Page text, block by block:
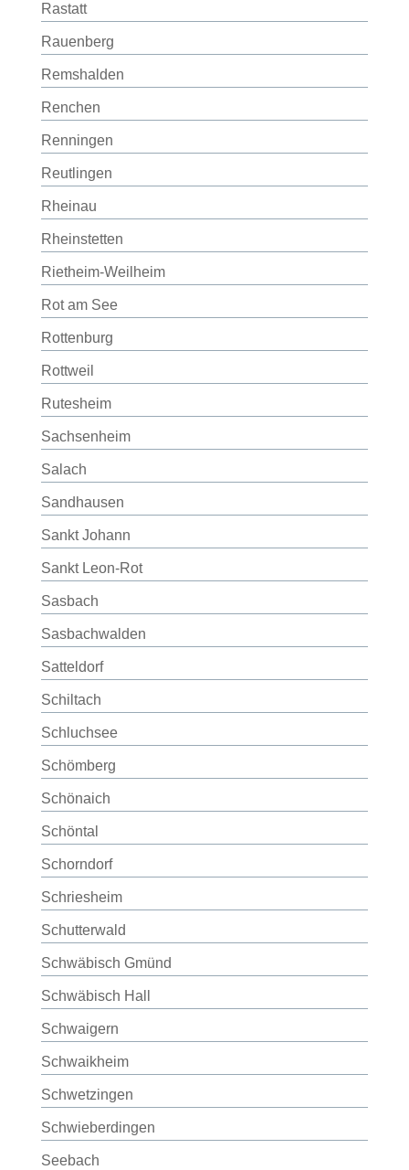
Rastatt
Rauenberg
Remshalden
Renchen
Renningen
Reutlingen
Rheinau
Rheinstetten
Rietheim-Weilheim
Rot am See
Rottenburg
Rottweil
Rutesheim
Sachsenheim
Salach
Sandhausen
Sankt Johann
Sankt Leon-Rot
Sasbach
Sasbachwalden
Satteldorf
Schiltach
Schluchsee
Schömberg
Schönaich
Schöntal
Schorndorf
Schriesheim
Schutterwald
Schwäbisch Gmünd
Schwäbisch Hall
Schwaigern
Schwaikheim
Schwetzingen
Schwieberdingen
Seebach